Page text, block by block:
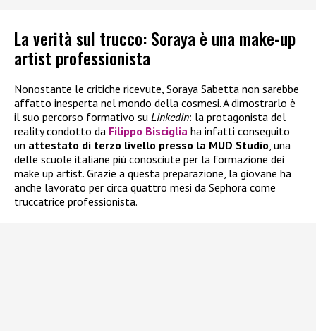
La verità sul trucco: Soraya è una make-up
artist professionista
Nonostante le critiche ricevute, Soraya Sabetta non sarebbe
affatto inesperta nel mondo della cosmesi. A dimostrarlo è
il suo percorso formativo su Linkedin: la protagonista del
reality condotto da Filippo Bisciglia ha infatti conseguito
un attestato di terzo livello presso la MUD Studio, una
delle scuole italiane più conosciute per la formazione dei
make up artist. Grazie a questa preparazione, la giovane ha
anche lavorato per circa quattro mesi da Sephora come
truccatrice professionista.